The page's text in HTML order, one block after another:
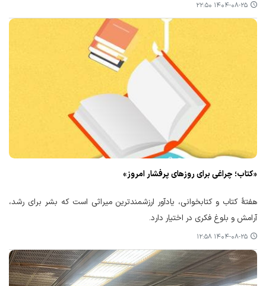
۱۴۰۴-۰۸-۲۵ ۲۲:۵۰
«کتاب؛ چراغی برای روزهای پرفشار امروز»
هفتهٔ کتاب و کتابخوانی، یادآور ارزشمندترین میراثی است که بشر برای رشد،
آرامش و بلوغ فکری در اختیار دارد.
۱۴۰۴-۰۸-۲۵ ۱۲:۵۸